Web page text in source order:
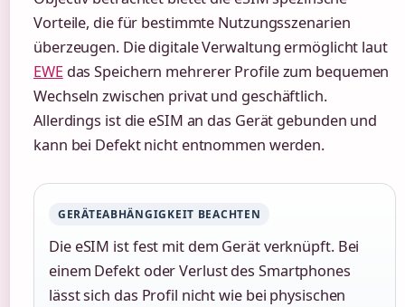
Vorteile, die für bestimmte Nutzungsszenarien
überzeugen. Die digitale Verwaltung ermöglicht laut
EWE das Speichern mehrerer Profile zum bequemen
Wechseln zwischen privat und geschäftlich.
Allerdings ist die eSIM an das Gerät gebunden und
kann bei Defekt nicht entnommen werden.
GERÄTEABHÄNGIGKEIT BEACHTEN
Die eSIM ist fest mit dem Gerät verknüpft. Bei
einem Defekt oder Verlust des Smartphones
lässt sich das Profil nicht wie bei physischen